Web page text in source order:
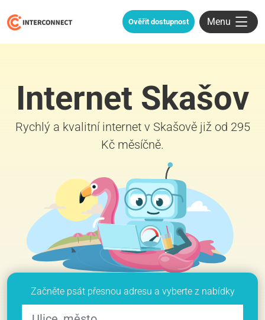
Ověřit dostupnost Menu
Internet Skašov
Rychlý a kvalitní internet v Skašově již od 295
Kč měsíčně.
Začněte psát přesnou adresu a vyberte z nabídky